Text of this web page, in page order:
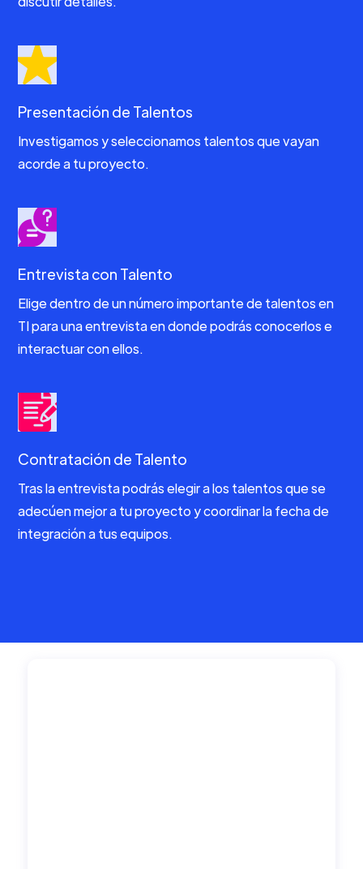
Presentación de Talentos
Investigamos y seleccionamos talentos que vayan
acorde a tu proyecto.
Entrevista con Talento
Elige dentro de un número importante de talentos en
TI para una entrevista en donde podrás conocerlos e
interactuar con ellos.
Contratación de Talento
Tras la entrevista podrás elegir a los talentos que se
adecúen mejor a tu proyecto y coordinar la fecha de
integración a tus equipos.